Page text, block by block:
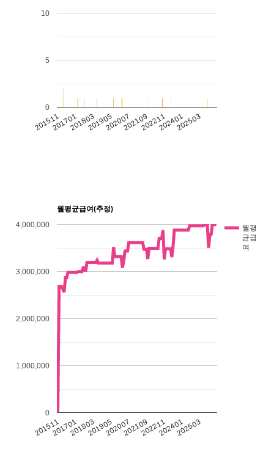
201511201701201803201905202007202109202211202401202503
0
5
10
월평균급여(추정)
월평
균급
여
201511201701201803201905202007202109202211202401202503
0
1,000,000
2,000,000
3,000,000
4,000,000